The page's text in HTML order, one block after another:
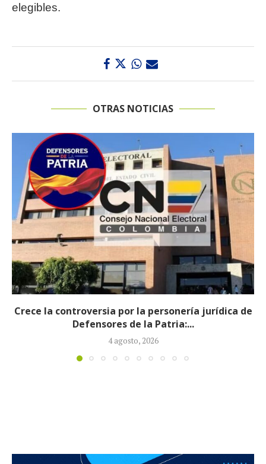
elegibles.
OTRAS NOTICIAS
Abelardo de la Espriella completa su gabinete
ministerial con la designación de...
3 agosto, 2026